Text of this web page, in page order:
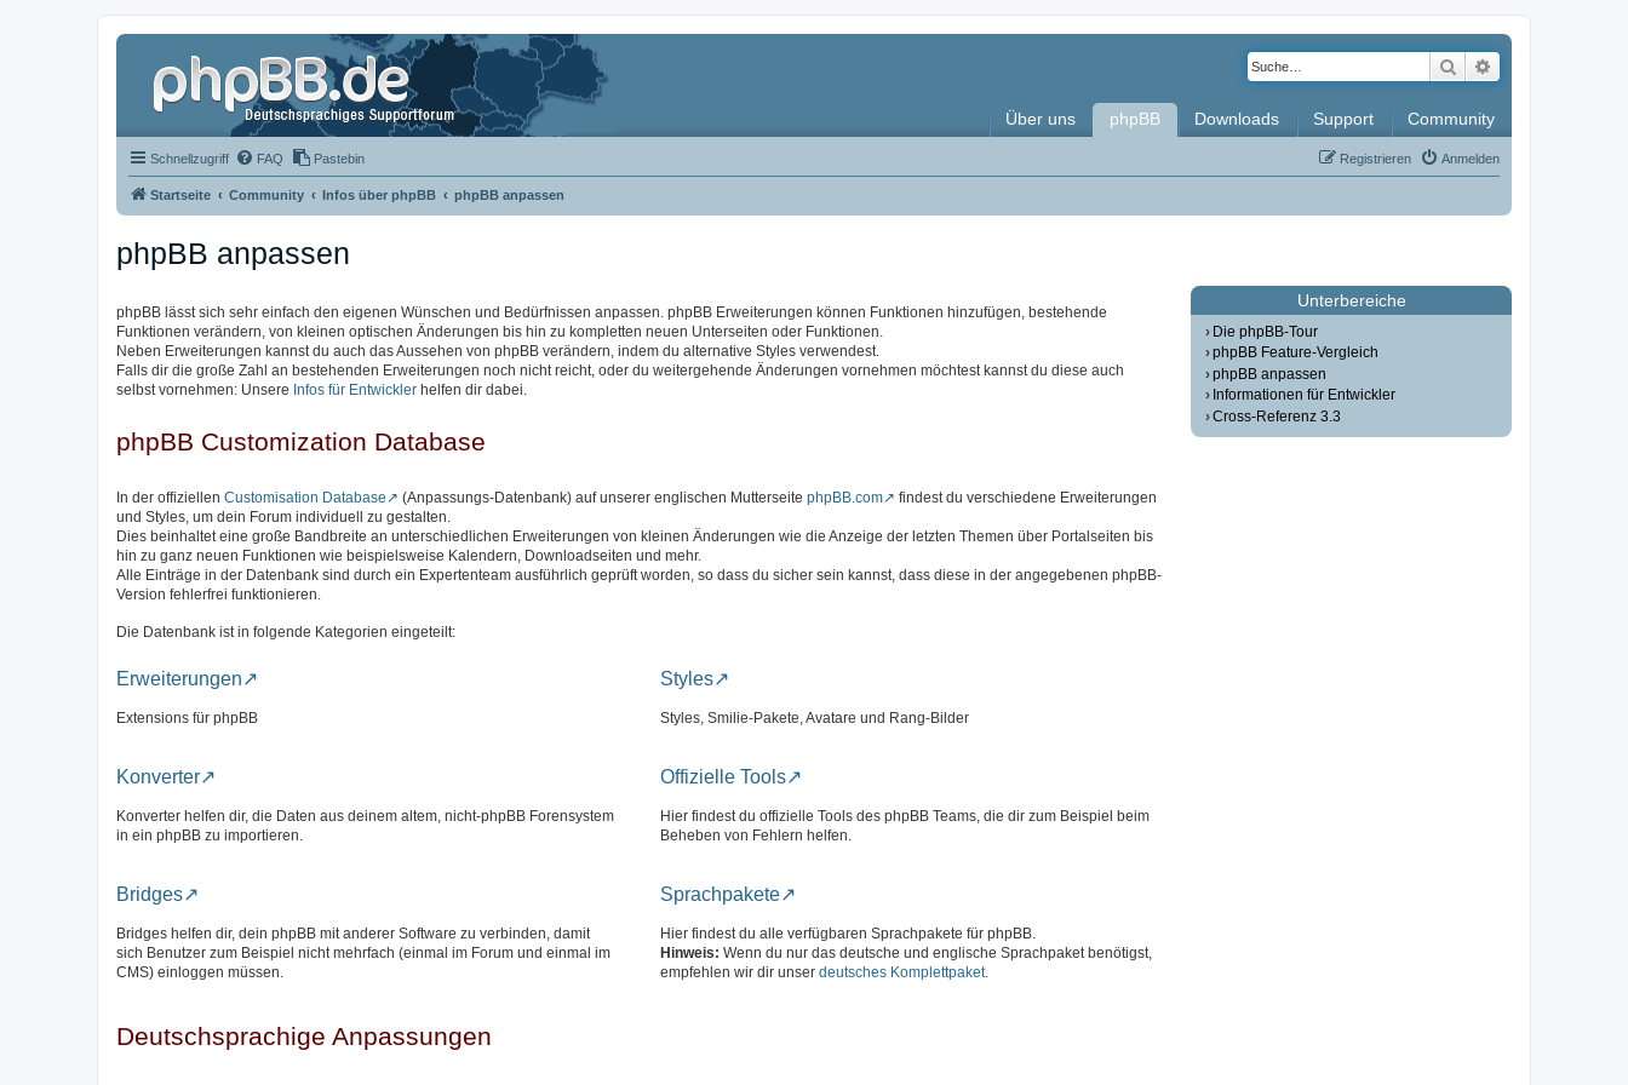
Suche
Über uns phpBB Downloads Support Community
Schnellzugriff FAQ Pastebin Anmelden
Registrieren
Startseite Community Infos über phpBB phpBB anpassen
phpBB anpassen
phpBB lässt sich sehr einfach den eigenen Wünschen und Bedürfnissen anpassen. phpBB Erweiterungen können Funktionen hinzufügen, bestehende
Funktionen verändern, von kleinen optischen Änderungen bis hin zu kompletten neuen Unterseiten oder Funktionen.
Neben Erweiterungen kannst du auch das Aussehen von phpBB verändern, indem du alternative Styles verwendest.
Falls dir die große Zahl an bestehenden Erweiterungen noch nicht reicht, oder du weitergehende Änderungen vornehmen möchtest kannst du diese auch
selbst vornehmen: Unsere Infos für Entwickler helfen dir dabei.
phpBB Customization Database
In der offiziellen Customisation Database (Anpassungs-Datenbank) auf unserer englischen Mutterseite phpBB.com
findest du verschiedene Erweiterungen
und Styles, um dein Forum individuell zu gestalten.
Dies beinhaltet eine große Bandbreite an unterschiedlichen Erweiterungen von kleinen Änderungen wie die Anzeige der letzten Themen über Portalseiten bis
hin zu ganz neuen Funktionen wie beispielsweise Kalendern, Downloadseiten und mehr.
Alle Einträge in der Datenbank sind durch ein Expertenteam ausführlich geprüft worden, so dass du sicher sein kannst, dass diese in der angegebenen phpBB-
Version fehlerfrei funktionieren.
Die Datenbank ist in folgende Kategorien eingeteilt:
Erweiterungen
Extensions für phpBB
Styles
Styles, Smilie-Pakete, Avatare und Rang-Bilder
Konverter
Konverter helfen dir, die Daten aus deinem altem, nicht-phpBB Forensystem
in ein phpBB zu importieren.
Offizielle Tools
Hier findest du offizielle Tools des phpBB Teams, die dir zum Beispiel beim
Beheben von Fehlern helfen.
Bridges
Bridges helfen dir, dein phpBB mit anderer Software zu verbinden, damit
sich Benutzer zum Beispiel nicht mehrfach (einmal im Forum und einmal im
CMS) einloggen müssen.
Sprachpakete
Hier findest du alle verfügbaren Sprachpakete für phpBB.
Hinweis: Wenn du nur das deutsche und englische Sprachpaket benötigst,
empfehlen wir dir unserdeutsches Komplettpaket.
Deutschsprachige Anpassungen
Unterbereiche
Die phpBB-Tour
phpBB Feature-Vergleich
phpBB anpassen
Informationen für Entwickler
Cross-Referenz 3.3